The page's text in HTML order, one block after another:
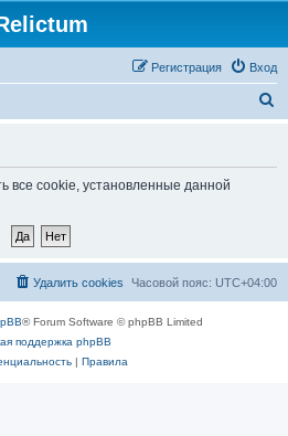
Вход
Регистрация
все cookie, установленные данной
Часовой пояс: UTC+04:00
Удалить cookies
® Forum Software © phpBB Limited
поддержка phpBB
| Правила